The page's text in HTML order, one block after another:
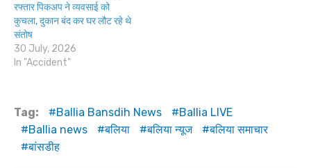
रफ्तार पिकअप ने व्यवसाई को
कुचला, दुकान बंद कर घर लौट रहे थे
संतोष
30 July, 2026
In "Accident"
Tag: Ballia Bansdih News
Ballia LIVE
Ballia news
बलिया बलिया न्यूज
बलिया समाचार
बांसडीह